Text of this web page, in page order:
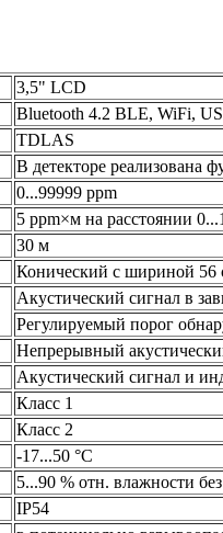
3,5" LCD
Bluetooth 4.2 BLE, WiFi,
TDLAS
В детекторе реализована
0...99999 ppm
5 ppm×м на расстоянии
30 м
Конический с шириной 56
Акустический сигнал в
Регулируемый порог
Непрерывный
Акустический сигнал и
Класс 1
Класс 2
-17...50 °C
5...90 % отн. влажности
IP54